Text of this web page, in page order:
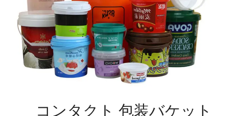
コンタクト 包装バケット